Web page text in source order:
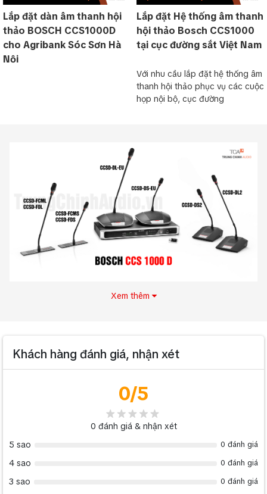
Lắp đặt dàn âm thanh hội
thảo BOSCH CCS1000D
cho Agribank Sóc Sơn Hà
Nội
Lắp đặt Hệ thống âm thanh
hội thảo Bosch CCS1000
tại cục đường sắt Việt Nam
Với nhu cầu lắp đặt hệ thống âm
thanh hội thảo phục vụ các cuộc
họp nội bộ, cục đường
Xem thêm
Khách hàng đánh giá, nhận xét
0/5
0 đánh giá & nhận xét
5 sao
0 đánh giá
4 sao 0 đánh giá
3 sao 0 đánh giá